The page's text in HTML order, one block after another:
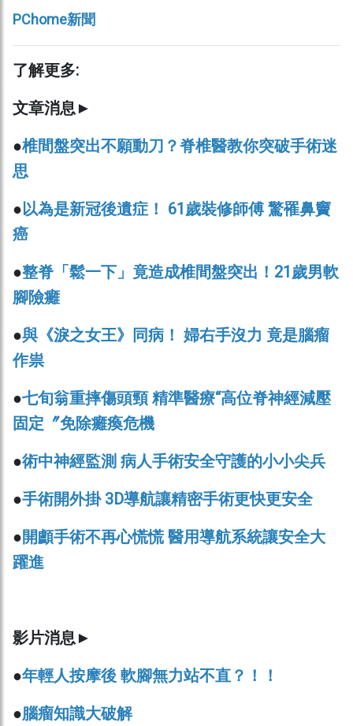
PChome新聞
了解更多:
文章消息►
●椎間盤突出不願動刀？脊椎醫教你突破手術迷
思
●以為是新冠後遺症！ 61歲裝修師傅 驚罹鼻竇
癌
●整脊「鬆一下」竟造成椎間盤突出！21歲男軟
腳險癱
●與《淚之女王》同病！ 婦右手沒力 竟是腦瘤
作祟
●七旬翁重摔傷頭頸 精準醫療“高位脊神經減壓
固定〞免除癱瘓危機
●術中神經監測 病人手術安全守護的小小尖兵
●手術開外掛 3D導航讓精密手術更快更安全
●開顱手術不再心慌慌 醫用導航系統讓安全大
躍進
影片消息►
●年輕人按摩後 軟腳無力站不直？！！
●腦瘤知識大破解